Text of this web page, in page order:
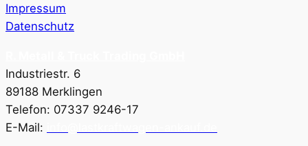
Impressum
Datenschutz
Industriestr. 6
89188 Merklingen
Telefon: 07337 9246-17
E-Mail: